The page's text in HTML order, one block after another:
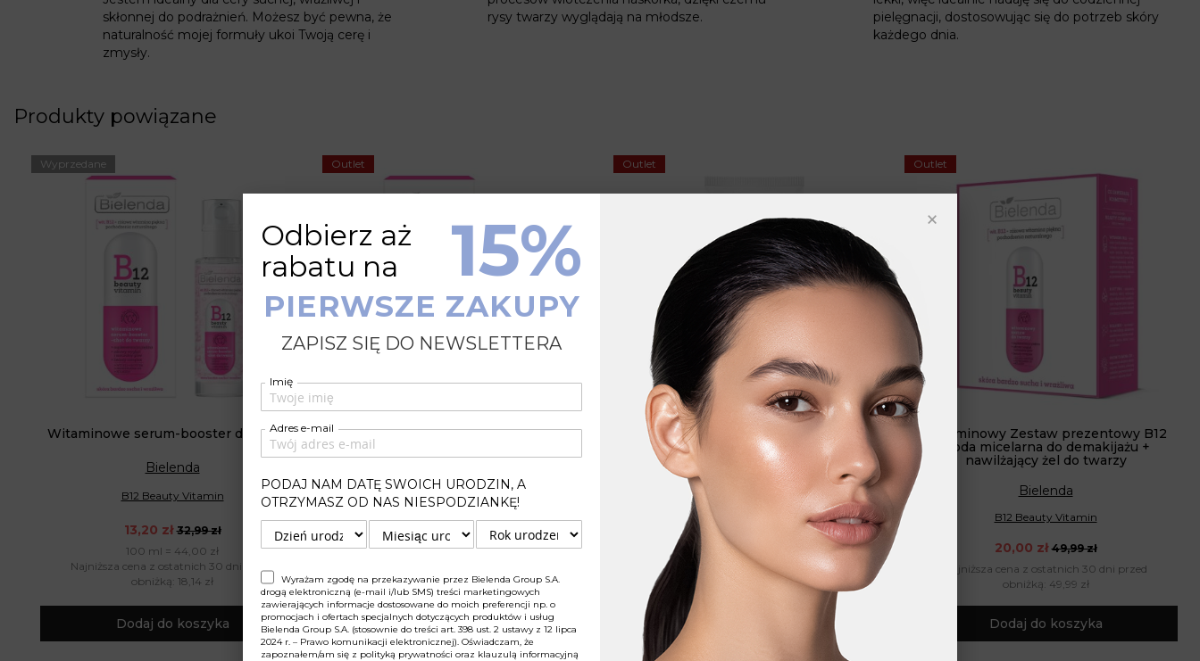
skłonnej do podrażnień. Możesz być pewna, że
naturalność mojej formuły ukoi Twoją cerę i
zmysły.
rysy twarzy wyglądają na młodsze.
pielęgnacji, dostosowując się do potrzeb skóry
każdego dnia.
Produkty powiązane
Wyprzedane
Witaminowe serum-booster do twarzy
Bielenda
B12 Beauty Vitamin
13,20 zł 32,99 zł
100 ml = 44,00 zł
Najniższa cena z ostatnich 30 dni przed
obniżką: 18,14 zł
Dodaj do koszyka
Outlet
Witaminowy krem pod oczy
B12 Beauty Vitamin
8,80 zł 21,99 zł
100 ml = 58,67 zł
obniżką: 12,09 zł
Dodaj do koszyka
Outlet
Witaminowy regenerujący żel do ciała
Bielenda
B12 Beauty Vitamin
8,00 zł
100 ml = 4,00 zł
Najniższa cena z ostatnich 30 dni przed
obniżką: 10,99 zł
Outlet
Witaminowy Zestaw prezentowy B12
woda micelarna do demakijażu +
nawilżający żel do twarzy
Bielenda
B12 Beauty Vitamin
20,00 zł 49,99 zł
Najniższa cena z ostatnich 30 dni przed
obniżką: 49,99 zł
Dodaj do koszyka
×
Odbierz aż
rabatu na
15%
PIERWSZE ZAKUPY
ZAPISZ SIĘ DO NEWSLETTERA
Imię
Adres e-mail
PODAJ NAM DATĘ SWOICH URODZIN, A
OTRZYMASZ OD NAS NIESPODZIANKĘ!
Wyrażam zgodę na przekazywanie przez Bielenda Group S.A.
drogą elektroniczną (e-mail i/lub SMS) treści marketingowych
zawierających informacje dostosowane do moich preferencji np. o
promocjach i ofertach specjalnych dotyczących produktów i usług
Bielenda Group S.A. (stosownie do treści art. 398 ust. 2 ustawy z 12 lipca
2024 r. – Prawo komunikacji elektronicznej). Oświadczam, że
zapoznałem/am się z polityką prywatności oraz klauzulą informacyjną